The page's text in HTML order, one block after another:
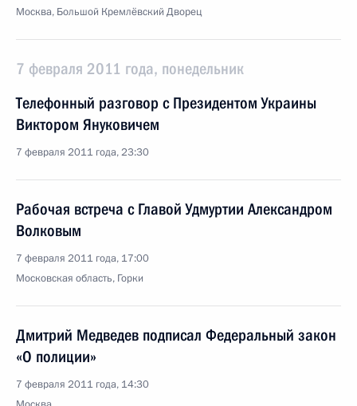
Москва, Большой Кремлёвский Дворец
7 февраля 2011 года, понедельник
Телефонный разговор с Президентом Украины
Виктором Януковичем
7 февраля 2011 года, 23:30
Рабочая встреча с Главой Удмуртии Александром
Волковым
7 февраля 2011 года, 17:00
Московская область, Горки
Дмитрий Медведев подписал Федеральный закон
«О полиции»
7 февраля 2011 года, 14:30